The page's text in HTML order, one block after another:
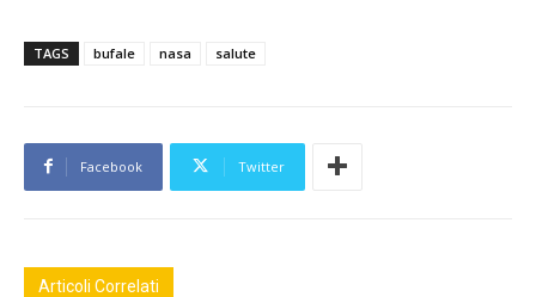
TAGS bufale nasa salute
Facebook Twitter
Articoli Correlati